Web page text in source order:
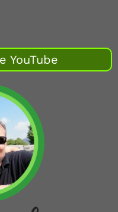
YouTube